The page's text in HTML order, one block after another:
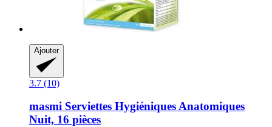
Ajouter
3.7 (10)
masmi Serviettes Hygiéniques Anatomiques
Nuit, 16 pièces